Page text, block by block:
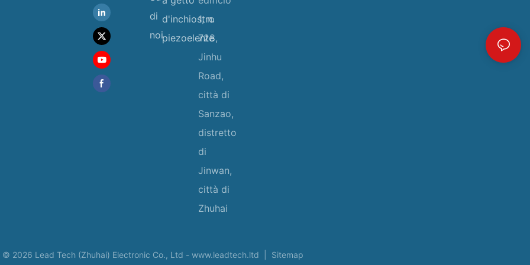
di
noi
d'inchiostro
piezoelente
1, n.
728,
Jinhu
Road,
città di
Sanzao,
distretto
di
Jinwan,
città di
Zhuhai
2026 Lead Tech (Zhuhai) Electronic Co., Ltd - www.leadtech.ltd Sitemap